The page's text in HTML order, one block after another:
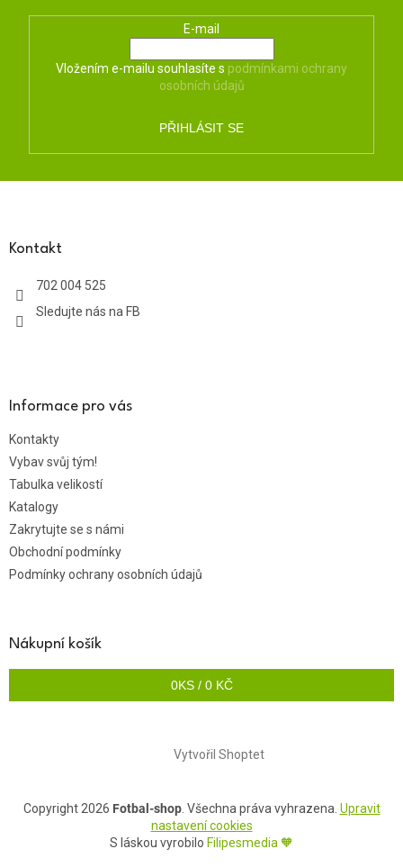
E-mail
Vložením e-mailu souhlasíte s podmínkami ochrany
osobních údajů
PŘIHLÁSIT SE
Kontakt
702 004 525
Sledujte nás na FB
Informace pro vás
Kontakty
Vybav svůj tým!
Tabulka velikostí
Katalogy
Zakrytujte se s námi
Obchodní podmínky
Podmínky ochrany osobních údajů
Nákupní košík
0KS / 0 KČ
Vytvořil Shoptet
Copyright 2026 Fotbal-shop. Všechna práva vyhrazena. Upravit
nastavení cookies
S láskou vyrobilo Filipesmedia 🧡